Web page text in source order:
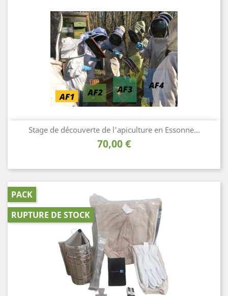
Stage de découverte de l'apiculture en Essonne...
Prix
70,00 €
PACK
RUPTURE DE STOCK